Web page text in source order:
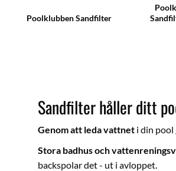
Poolklubben Sandfilter
Sandfilter håller ditt
Genom att leda vattnet i din
Stora badhus och
backspolar det - ut i avloppet.